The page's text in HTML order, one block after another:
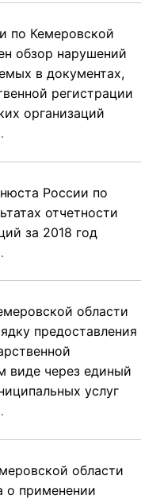
по Кемеровской
обзор нарушений
в документах,
регистрации
организаций
России по
отчетности
за 2018 год
области
предоставления
виде через единый
услуг
области
о применении